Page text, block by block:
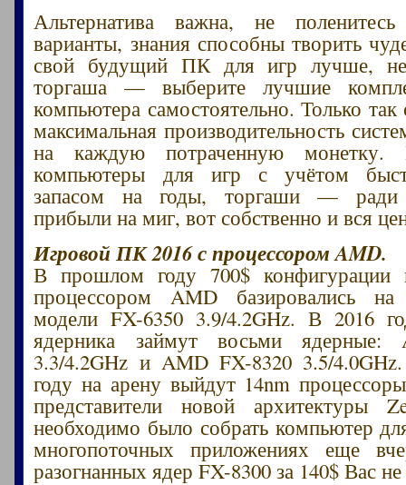
Альтернатива важна, не
варианты, знания способны творить
свой будущий ПК для игр лучше, не
торгаша — выберите лучшие
компьютера самостоятельно. Только так
максимальная производительность
на каждую потраченную
компьютеры для игр с учётом
запасом на годы, торгаши — ради
прибыли на миг, вот собственно и вся
Игровой ПК 2016 с процессором AMD.
В прошлом году 700$ конфигурации
процессором AMD базировались на
модели FX-6350 3.9/4.2GHz. В 2016
ядерника займут восьми ядерные:
3.3/4.2GHz и AMD FX-8320 3.5/
году на арену выйдут 14nm
представители новой архитектуры
необходимо было собрать компьютер
многопоточных приложениях еще
разогнанных ядер FX-8300 за 140$ Вас